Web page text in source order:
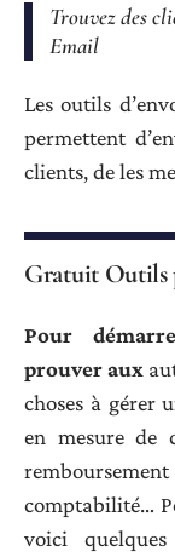
Trouvez des
Email
Les outils
permettent
clients, de les
Gratuit Outils
Pour
prouver aux
choses à gérer
en mesure de
comptabilité…
voici